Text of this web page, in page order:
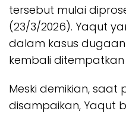
tersebut mulai
(23/3/2026). Yaqut
dalam kasus dugaan
kembali ditempatkan
Meski demikian, saat
disampaikan, Yaqut